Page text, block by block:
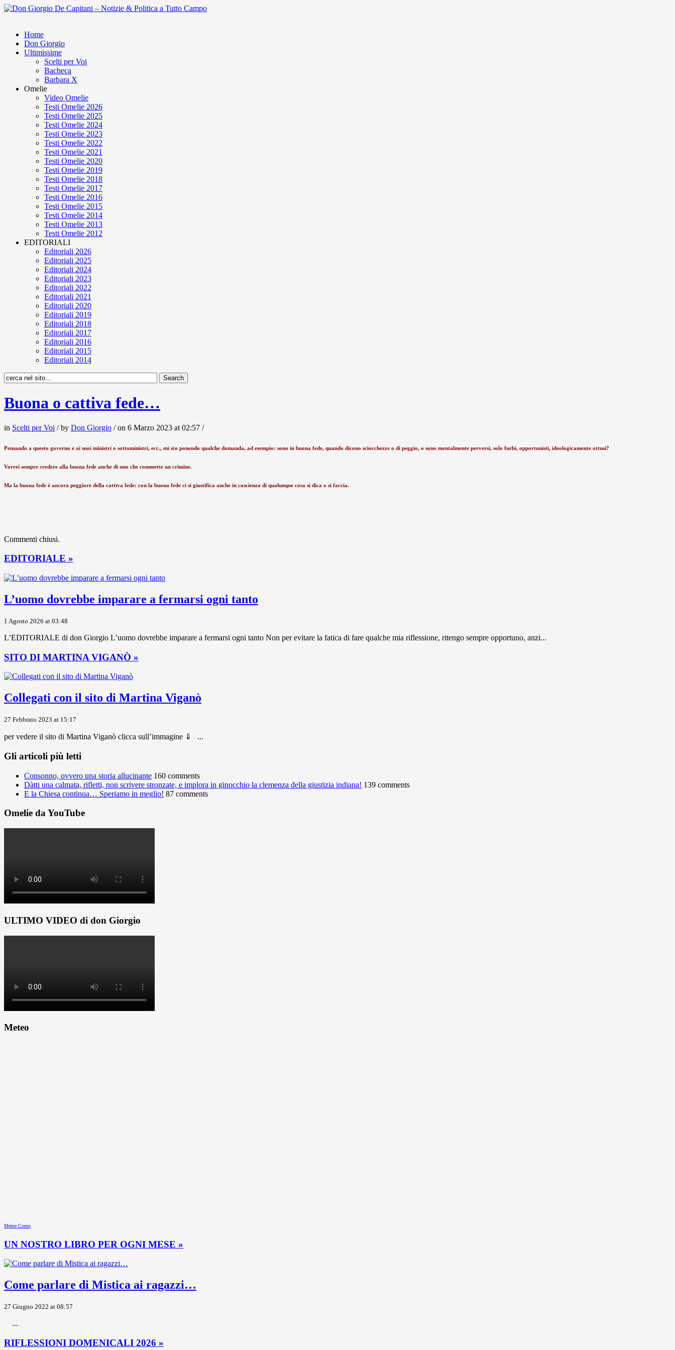
Home
Don Giorgio
Ultimissime
Scelti per Voi
Bacheca
Barbara X
Omelie
Video Omelie
Testi Omelie 2026
Testi Omelie 2025
Testi Omelie 2024
Testi Omelie 2023
Testi Omelie 2022
Testi Omelie 2021
Testi Omelie 2020
Testi Omelie 2019
Testi Omelie 2018
Testi Omelie 2017
Testi Omelie 2016
Testi Omelie 2015
Testi Omelie 2014
Testi Omelie 2013
Testi Omelie 2012
EDITORIALI
Editoriali 2026
Editoriali 2025
Editoriali 2024
Editoriali 2023
Editoriali 2022
Editoriali 2021
Editoriali 2020
Editoriali 2019
Editoriali 2018
Editoriali 2017
Editoriali 2016
Editoriali 2015
Editoriali 2014
Buona o cattiva fede…
in Scelti per Voi / by Don Giorgio / on 6 Marzo 2023 at 02:57 /
Pensando a questo governo e ai suoi ministri o sottoministri, ecc., mi sto ponendo qualche domanda, ad esempio: sono in buona fede, quando dicono sciocchezze o di peggio, o sono mentalmente perversi, solo furbi, opportunisti, ideologicamente ottusi?
Vorrei sempre credere alla buona fede anche di uno che commette un crimine.
Ma la buona fede è ancora peggiore della cattiva fede: con la buona fede ci si giustifica anche in coscienza di qualunque cosa si dica o si faccia.
Commenti chiusi.
EDITORIALE »
L’uomo dovrebbe imparare a fermarsi ogni tanto
1 Agosto 2026 at 03:48
L’EDITORIALE di don Giorgio L’uomo dovrebbe imparare a fermarsi ogni tanto Non per evitare la fatica di fare qualche mia riflessione, ritengo sempre opportuno, anzi...
SITO DI MARTINA VIGANÒ »
Collegati con il sito di Martina Viganò
27 Febbraio 2023 at 15:17
per vedere il sito di Martina Viganò clicca sull’immagine ⇓ ...
Gli articoli più letti
Consonno, ovvero una storia allucinante 160 comments
Dàtti una calmata, rifletti, non scrivere stronzate, e implora in ginocchio la clemenza della giustizia indiana! 139 comments
E la Chiesa continua… Speriamo in meglio! 87 comments
Omelie da YouTube
ULTIMO VIDEO di don Giorgio
Meteo
Meteo Como
UN NOSTRO LIBRO PER OGNI MESE »
Come parlare di Mistica ai ragazzi…
27 Giugno 2022 at 08:57
...
RIFLESSIONI DOMENICALI 2026 »